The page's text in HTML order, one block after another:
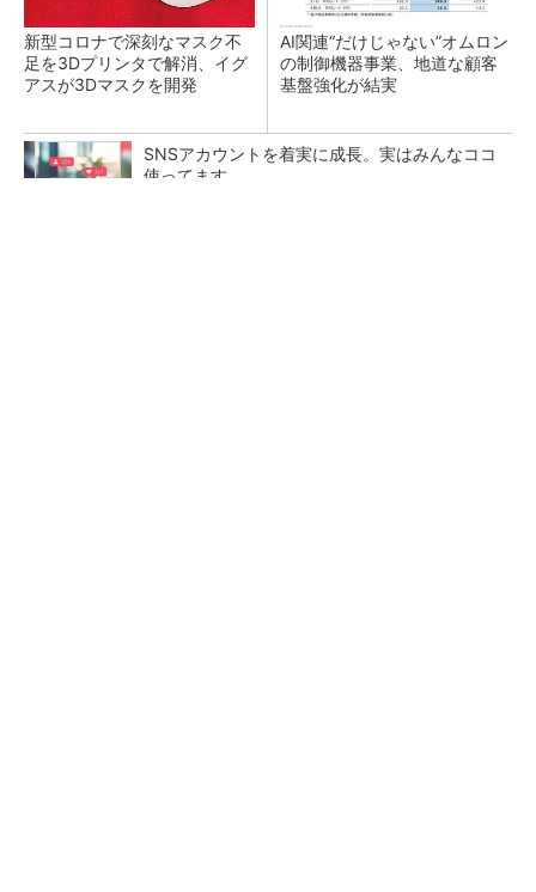
新型コロナで深刻なマスク不
足を3Dプリンタで解消、イグ
アスが3Dマスクを開発
AI関連“だけじゃない”オムロン
の制御機器事業、地道な顧客
基盤強化が結実
SNSアカウントを着実に成長。実はみんなココ
使ってます。